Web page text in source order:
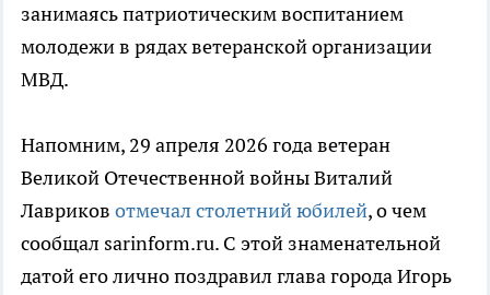
занимаясь патриотическим воспитанием
молодежи в рядах ветеранской организации
МВД.
Напомним, 29 апреля 2026 года ветеран
Великой Отечественной войны Виталий
Лавриков отмечал столетний юбилей, о чем
сообщал sarinform.ru. С этой знаменательной
датой его лично поздравил глава города Игорь